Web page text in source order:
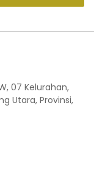
07 Kelurahan,
Utara, Provinsi,